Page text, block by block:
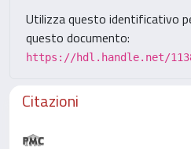
Utilizza questo identificativo
questo documento:
https://hdl.handle.net/
Citazioni